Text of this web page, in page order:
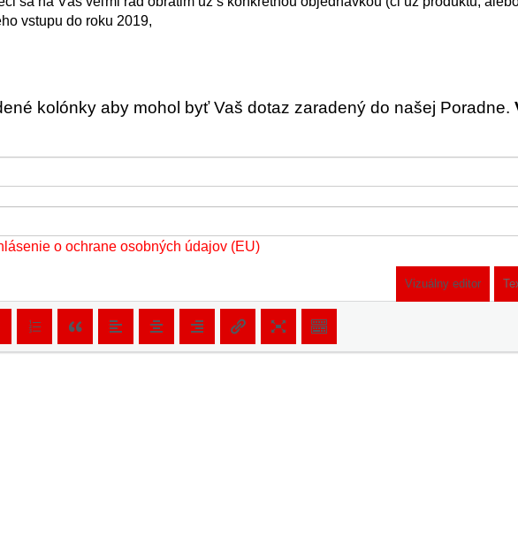
vstupu do roku 2019,
kolónky aby mohol byť Vaš dotaz zaradený do našej Poradne.
o ochrane osobných údajov (EU)
Vizuálny editor